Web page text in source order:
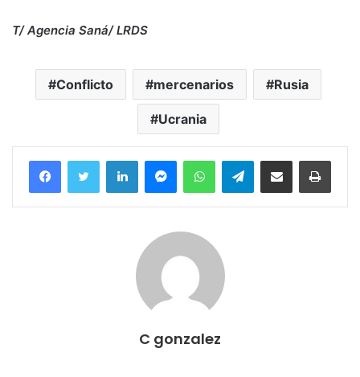
T/ Agencia Saná/ LRDS
Conflicto mercenarios Rusia
Ucrania
FacebookTwitter LinkedInMessengerWhatsAppTelegramCompartir por correo electrónico
C gonzalez